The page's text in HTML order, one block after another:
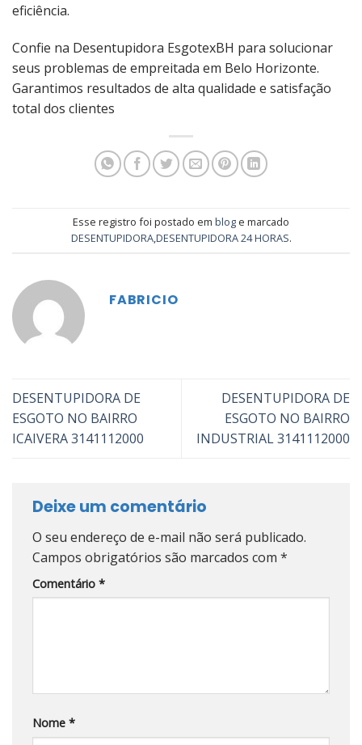
eficiência.
Confie na Desentupidora EsgotexBH para solucionar
seus problemas de empreitada em Belo Horizonte.
Garantimos resultados de alta qualidade e satisfação
total dos clientes
Esse registro foi postado em blog e marcado
DESENTUPIDORA,DESENTUPIDORA 24 HORAS.
FABRICIO
DESENTUPIDORA DE
ESGOTO NO BAIRRO
ICAIVERA 3141112000
DESENTUPIDORA DE
ESGOTO NO BAIRRO
INDUSTRIAL 3141112000
Deixe um comentário
O seu endereço de e-mail não será publicado.
Campos obrigatórios são marcados com *
Comentário *
Nome *